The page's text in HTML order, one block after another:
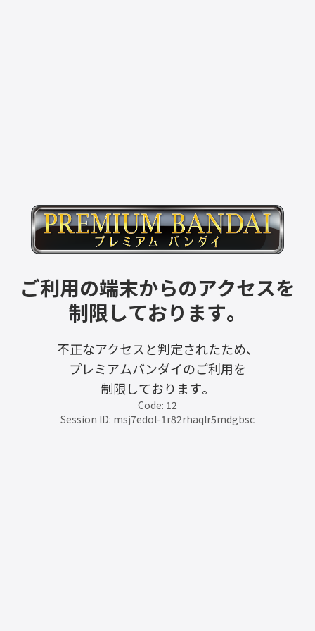
ご利用の端末からのアクセスを
制限しております。
不正なアクセスと判定されたため、
プレミアムバンダイのご利用を
制限しております。
Code: 12
Session ID: msj7edol-1r82rhaqlr5mdgbsc